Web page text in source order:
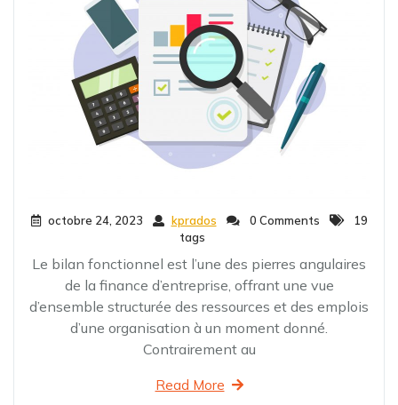
octobre 24, 2023 kprados 0 Comments
19
tags
Le bilan fonctionnel est l’une des pierres angulaires
de la finance d’entreprise, offrant une vue
d’ensemble structurée des ressources et des emplois
d’une organisation à un moment donné.
Contrairement au
Read More